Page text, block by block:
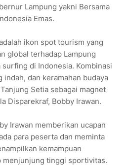
Lampung yakni Bersama
Emas.
ikon spot tourism yang
global terhadap Lampung
di Indonesia. Kombinasi
indah, dan keramahan budaya
Setia sebagai magnet
Disparekraf, Bobby Irawan.
Irawan memberikan ucapan
para peserta dan meminta
kemampuan
menjunjung tinggi sportivitas.